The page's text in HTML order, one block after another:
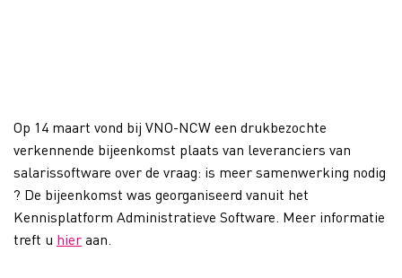
Op 14 maart vond bij VNO-NCW een drukbezochte
verkennende bijeenkomst plaats van leveranciers van
salarissoftware over de vraag: is meer samenwerking nodig
? De bijeenkomst was georganiseerd vanuit het
Kennisplatform Administratieve Software. Meer informatie
treft u hieraan.